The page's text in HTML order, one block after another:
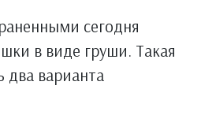
сегодня
в виде груши. Такая
варианта